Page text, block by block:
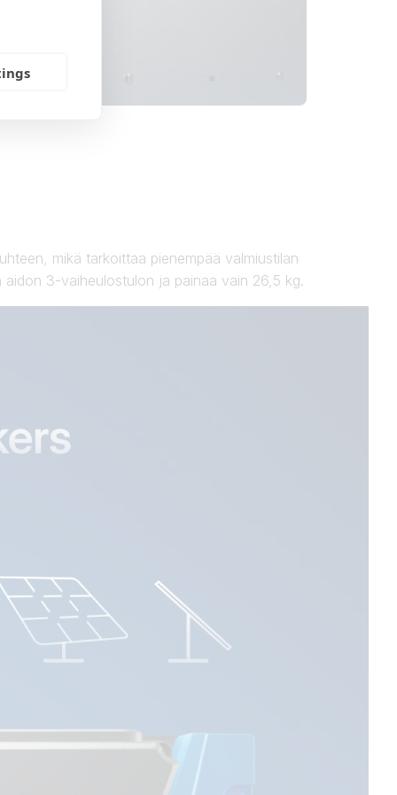
mikä tarkoittaa pienempää valmiustilan
3-vaiheulostulon ja painaa vain 26,5 kg.